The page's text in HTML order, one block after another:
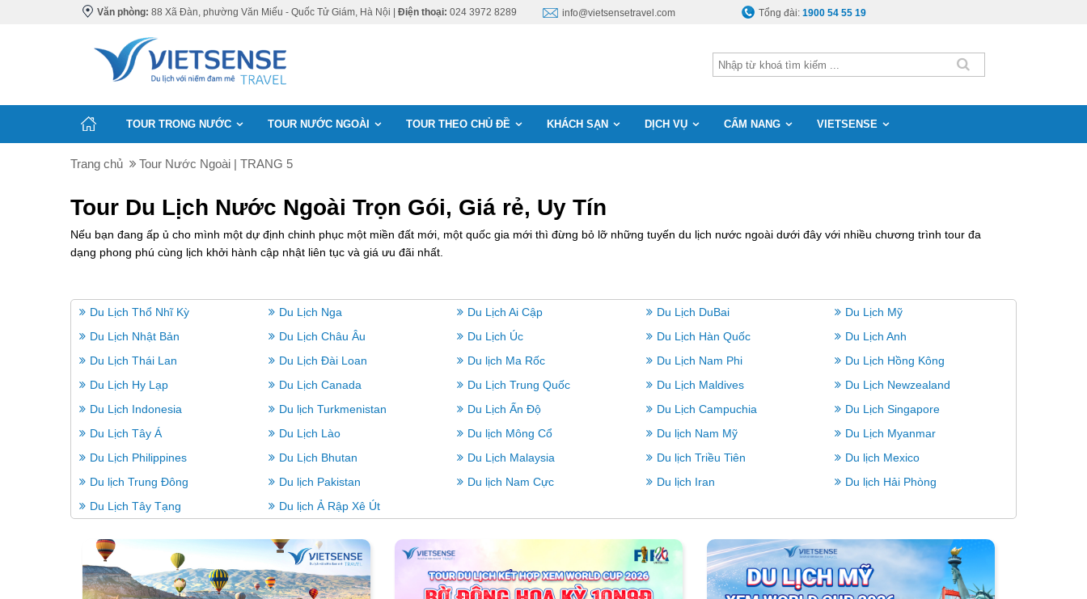
Văn phòng: 88 Xã Đàn, phường Văn Miếu - Quốc Tử Giám, Hà Nội | Điện thoại: 024 3972 8289 info@vietsensetravel.com Tổng đài:1900 54 55 19
TOUR TRONG NƯỚC TOUR NƯỚC NGOÀI TOUR THEO CHỦ ĐỀ KHÁCH SẠN DỊCH VỤ CẨM NANG VIETSENSE
Trang chủ Tour Nước Ngoài | TRANG 5
Tour Du Lịch Nước Ngoài Trọn Gói, Giá rẻ, Uy Tín
Nếu bạn đang ấp ủ cho mình một dự định chinh phục một miền đất mới, một quốc gia mới thì đừng bỏ lỡ những tuyến du lịch nước ngoài dưới đây với nhiều chương trình tour đa
dạng phong phú cùng lịch khởi hành cập nhật liên tục và giá ưu đãi nhất.
Du Lịch Thổ Nhĩ Kỳ Du Lịch Nga Du Lịch Ai Cập Du Lịch DuBai
Du Lịch Mỹ
Du Lịch Nhật Bản
Du Lịch Châu Âu Du Lịch Úc Du Lịch Hàn Quốc
Du Lịch Anh
Du Lịch Thái Lan
Du Lịch Đài Loan Du lịch Ma Rốc Du Lịch Nam Phi
Du Lịch Hồng Kông
Du Lịch Hy Lạp
Du Lịch Canada Du Lịch Trung Quốc Du Lịch Maldives
Du Lịch Newzealand
Du Lịch Indonesia
Du lịch Turkmenistan Du Lịch Ấn Độ Du Lịch Campuchia
Du Lịch Singapore
Du Lịch Tây Á
Du Lịch Lào Du lịch Mông Cổ Du lịch Nam Mỹ
Du Lịch Myanmar
Du Lịch Philippines
Du Lịch Bhutan Du Lịch Malaysia Du lịch Triều Tiên
Du lịch Mexico
Du lịch Trung Đông
Du lịch Pakistan Du lịch Nam Cực Du lịch Iran
Du lịch Hải Phòng
Du Lịch Tây Tạng
Du lịch Ả Rập Xê Út